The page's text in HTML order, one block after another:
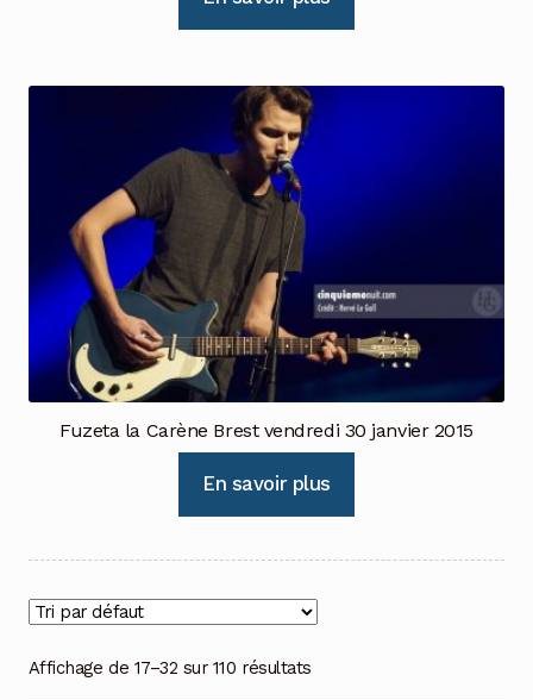
Fuzeta la Carène Brest vendredi 30 janvier 2015
En savoir plus
Affichage de 17–32 sur 110 résultats